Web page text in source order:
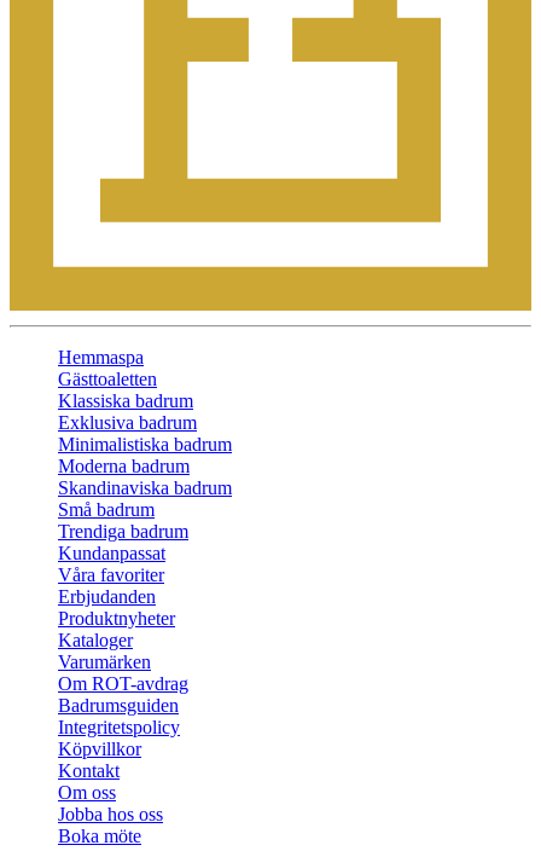
Hemmaspa
Gästtoaletten
Klassiska badrum
Exklusiva badrum
Minimalistiska badrum
Moderna badrum
Skandinaviska badrum
Små badrum
Trendiga badrum
Kundanpassat
Våra favoriter
Erbjudanden
Produktnyheter
Kataloger
Varumärken
Om ROT-avdrag
Badrumsguiden
Integritetspolicy
Köpvillkor
Kontakt
Om oss
Jobba hos oss
Boka möte